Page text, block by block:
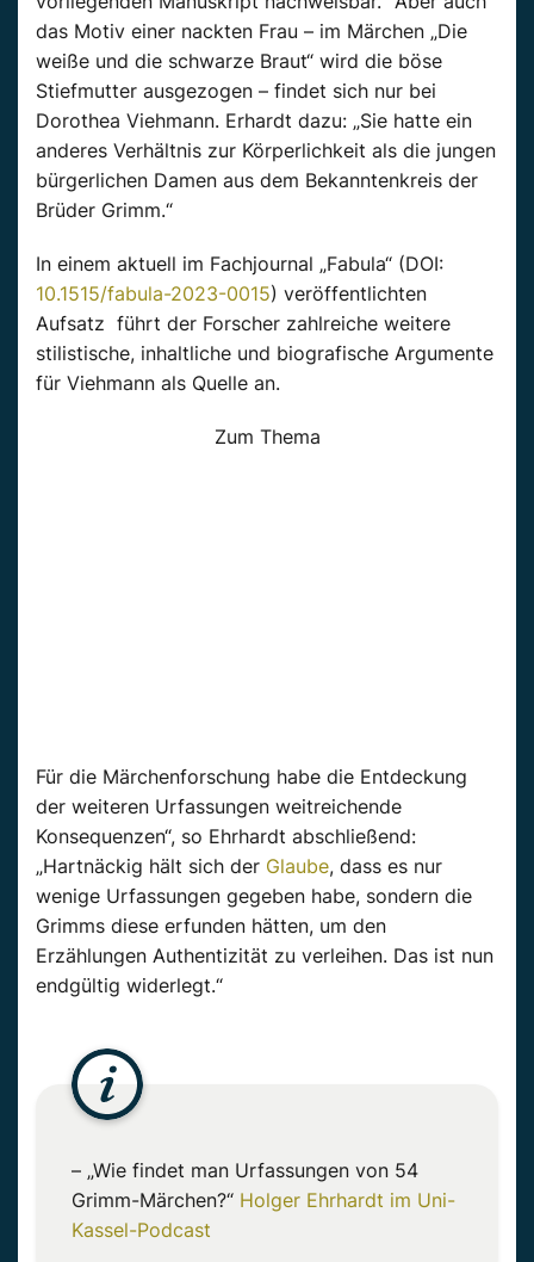
das Motiv einer nackten Frau – im Märchen „Die
weiße und die schwarze Braut“ wird die böse
Stiefmutter ausgezogen – findet sich nur bei
Dorothea Viehmann. Erhardt dazu: „Sie hatte ein
anderes Verhältnis zur Körperlichkeit als die jungen
bürgerlichen Damen aus dem Bekanntenkreis der
Brüder Grimm.“
In einem aktuell im Fachjournal „Fabula“ (DOI:
10.1515/fabula-2023-0015) veröffentlichten
Aufsatz führt der Forscher zahlreiche weitere
stilistische, inhaltliche und biografische Argumente
für Viehmann als Quelle an.
Zum Thema
Für die Märchenforschung habe die Entdeckung
der weiteren Urfassungen weitreichende
Konsequenzen“, so Ehrhardt abschließend:
„Hartnäckig hält sich der Glaube, dass es nur
wenige Urfassungen gegeben habe, sondern die
Grimms diese erfunden hätten, um den
Erzählungen Authentizität zu verleihen. Das ist nun
endgültig widerlegt.“
– „Wie findet man Urfassungen von 54
Grimm-Märchen?“ Holger Ehrhardt im Uni-
Kassel-Podcast